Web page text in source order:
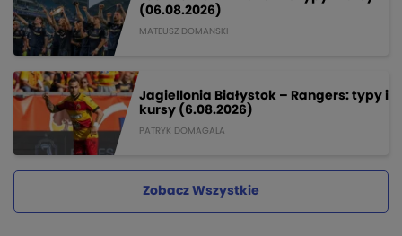
(06.08.2026)
MATEUSZ DOMANSKI
Jagiellonia Białystok – Rangers: typy i
kursy (6.08.2026)
PATRYK DOMAGALA
Zobacz Wszystkie